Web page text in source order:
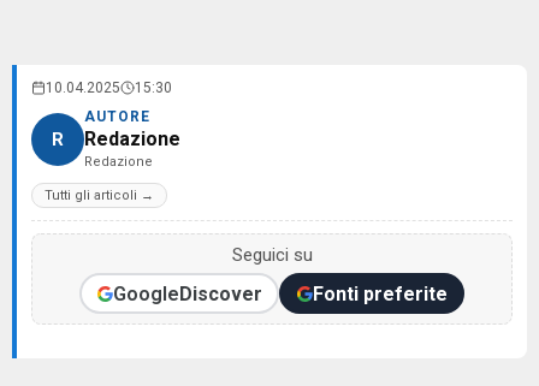
10.04.2025 15:30
R
AUTORE
Redazione
Redazione
Tutti gli articoli →
Seguici su
GoogleDiscover Fonti preferite